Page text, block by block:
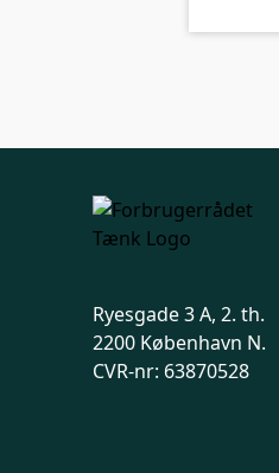
Ryesgade 3 A, 2. th.
2200 København N.
CVR-nr: 63870528